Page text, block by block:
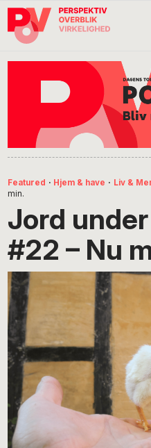
Gå
direkte
Skip
indhold
Gå
direkte
Featured · Hjem & have · Liv &
min.
Jord
#22 – Nu